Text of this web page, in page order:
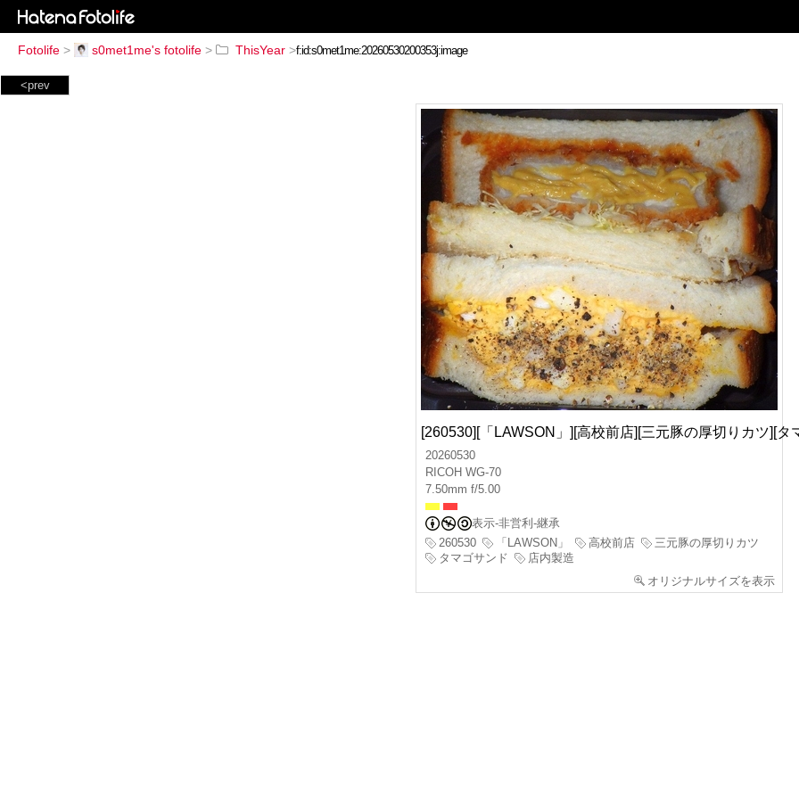
Fotolife > s0met1me's fotolife > ThisYear >
<prev
[260530][「LAWSON」][高校前店][三元豚の厚切りカツ][タ
20260530
RICOH WG-70
7.50mm f/5.00
表示-非営利-継承
260530
「LAWSON」 高校前店
三元豚の厚切りカツ
タマゴサンド
店内製造
オリジナルサイズを表示